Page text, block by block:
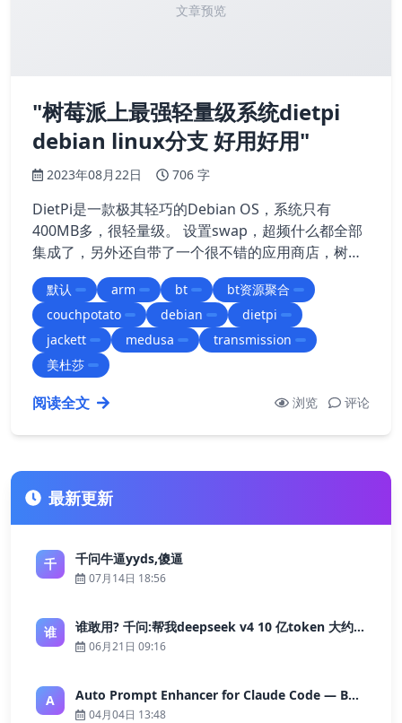
文章预览
"树莓派上最强轻量级系统dietpi
debian linux分支 好用好用"
2023年08月22日 706 字
DietPi是一款极其轻巧的Debian OS，系统只有
400MB多，很轻量级。 设置swap，超频什么都全部
集成了，另外还自带了一个很不错的应用商店，树莓
派里那些常用的应用基本都自带了。 基本所有的应用
场景基本都可以一键安装，都支持什么可以到这里看
看。…
默认 arm bt
bt资源聚合
couchpotato
debian
dietpi
jackett
medusa
transmission
美杜莎
阅读全文 浏览 评论
最新更新
千 千问牛逼yyds,傻逼
07月14日 18:56
谁 谁敢用? 千问:帮我deepseek v4 10 亿token 大约多少花费 ?
06月21日 09:16
A Auto Prompt Enhancer for Claude Code — Building a Highly Reliable AI Programming Workflow
04月04日 13:48